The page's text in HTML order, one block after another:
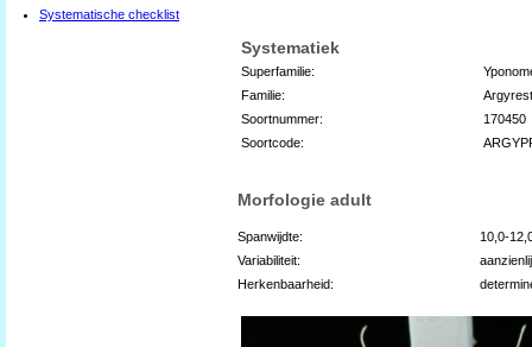
Systematische checklist
Systematiek
Superfamilie:
Familie:
Soortnummer:
170450
Soortcode:
Morfologie adult
Spanwijdte:
10,0-
Variabiliteit:
Herkenbaarheid: